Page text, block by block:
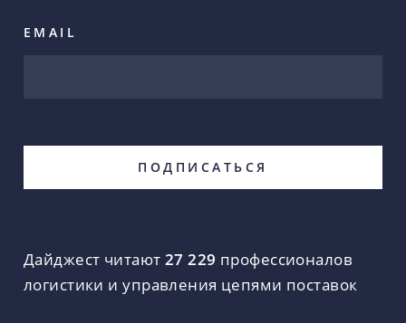
EMAIL
Дайджест читают 27 229 профессионалов
логистики и управления цепями поставок